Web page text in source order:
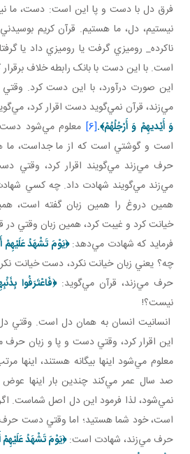
فرق دل با دست و پا اين است: دست، ما
نيستيم، دل، ما هستيم. قرآن کريم
ناکرده_ روميزي گرفت يا روميزي داد يا
است. با اين دست با بانک رابطه خلاف برقرار
اين صورت درآورد، با اين دست کرد.
مي‌زند، قرآن نمي‌گويد دست اقرار کرد،
وَ أَيْديهِمْ وَ أَرْجُلُهُمْ﴾.[6]
معلوم مي‌شود
است و گوشتي است که از ما جداست،
حرف مي‌زند مي‌گويند اقرار کرد، وقتي
مي‌زند مي‌گويند شهادت داد. چه کسي
همين دروغ را همين زبان گفته است،
خيانت کرد و غيبت کرد، همين زبان وقتي
فرمايد که شهادت مي‌دهد:﴿يَوْمَ تَشْهَدُ عَلَيْهِمْ
چه؟ يعني زبان خيانت نکرد، دست خيانت
حرف مي‌زند، قرآن مي‌گويد:﴿فَاعْتَرَفُوا
نيست؟!
انسانيت انسان به همان دل است. وقتي
اين اقرار کرد، وقتي دست و پا و زبان
معلوم مي‌شود اينها بيگانه هستند،
صد سال عمر مي‌کند چندين بار اينها
نمي‌شود، لذا فرمود اين دل اصل شماست.
است، خود شما هستيد؛ اما وقتي دست
حرف مي‌زند، شهادت است:﴿يَوْمَ تَشْهَدُ عَلَيْهِمْ